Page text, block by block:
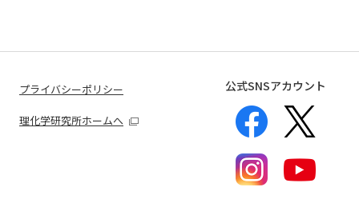
プライバシーポリシー
理化学研究所ホームへ
公式SNSアカウント